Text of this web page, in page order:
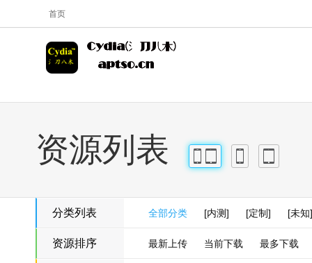
首页
资源列表
分类列表 全部分类 [内测] [定制] [未知]
资源排序 最新上传 当前下载 最多下载